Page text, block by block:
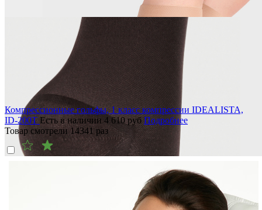
Компрессионные гольфы, 1 класс компрессии IDEALISTA,
ID-200TЕсть в наличии 4 610руб Подробнее
Товар смотрели14341 раз